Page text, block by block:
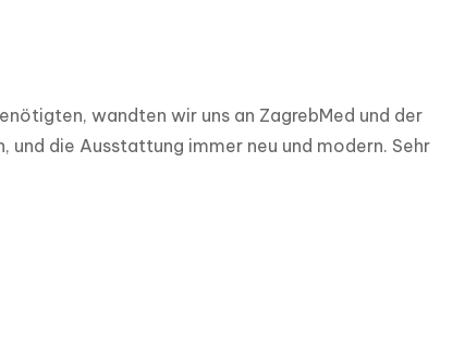
wandten wir uns an ZagrebMed und der
die Ausstattung immer neu und modern. Sehr